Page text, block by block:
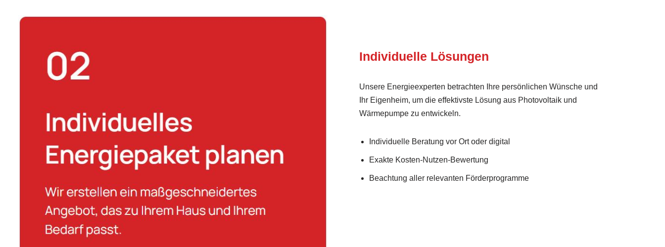
Individuelle Lösungen
Unsere Energieexperten betrachten Ihre persönlichen Wünsche und
Ihr Eigenheim, um die effektivste Lösung aus Photovoltaik und
Wärmepumpe zu entwickeln.
Individuelle Beratung vor Ort oder digital
Exakte Kosten-Nutzen-Bewertung
Beachtung aller relevanten Förderprogramme